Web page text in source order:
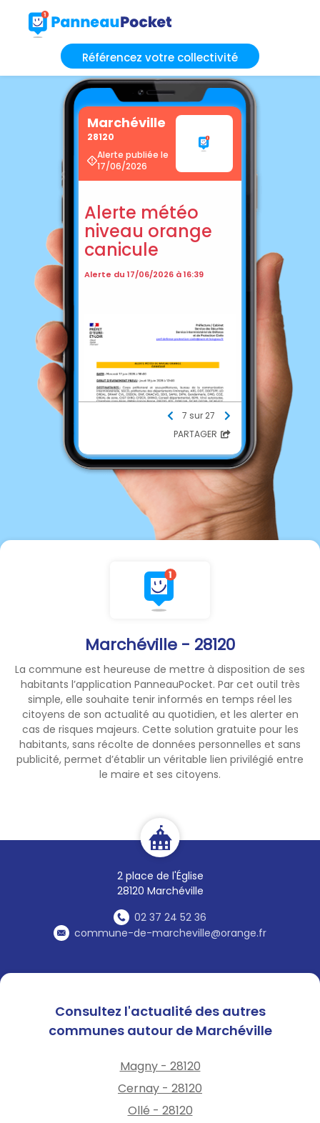
Référencez votre collectivité
Marchéville - 28120
La commune est heureuse de mettre à disposition de ses
habitants l’application PanneauPocket. Par cet outil très
simple, elle souhaite tenir informés en temps réel les
citoyens de son actualité au quotidien, et les alerter en
cas de risques majeurs. Cette solution gratuite pour les
habitants, sans récolte de données personnelles et sans
publicité, permet d’établir un véritable lien privilégié entre
le maire et ses citoyens.
2 place de l'Église
28120 Marchéville
02 37 24 52 36
commune-de-marcheville@orange.fr
Marchéville
28120
Alerte publiée le
17/06/2026
Alerte météo
niveau orange
canicule
Alerte du 17/06/2026 à 16:39
7 sur 27
PARTAGER
Consultez l'actualité des autres
communes autour de Marchéville
Magny - 28120
Cernay - 28120
Ollé - 28120